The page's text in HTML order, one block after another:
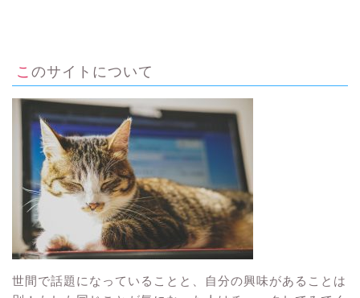
このサイトについて
世間で話題になっていることと、自分の興味があることは